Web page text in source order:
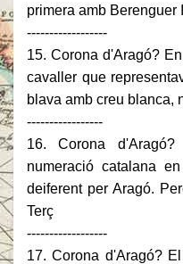
primera amb Berenguer
------------------
15. Corona d'Aragó?
cavaller que
blava amb creu blanca,
-----------------
16. Corona
numeració catalana
deiferent per Aragó.
Terç
------------------
17. Corona d'Aragó?